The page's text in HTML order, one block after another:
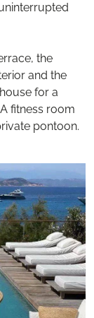
the
and the
for a
fitness room
pontoon.